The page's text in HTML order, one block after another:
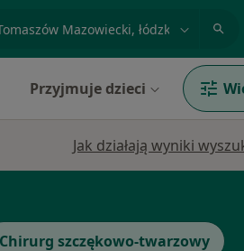
lub dzielnica
Przyjmuje dzieci
Jak działają wyniki
Chirurg szczękowo-twarzowy